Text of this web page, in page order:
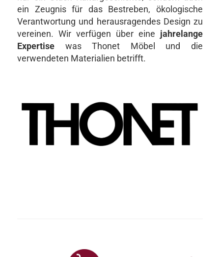
ein Zeugnis für das Bestreben, ökologische
Verantwortung und herausragendes Design zu
vereinen. Wir verfügen über eine jahrelange
Expertise was Thonet Möbel und die
verwendeten Materialien betrifft.